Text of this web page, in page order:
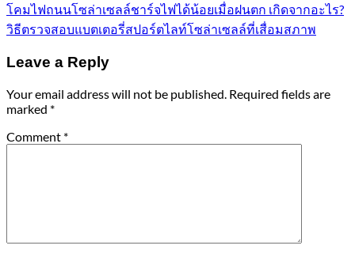
โคมไฟถนนโซล่าเซลล์ชาร์จไฟได้น้อยเมื่อฝนตก เกิดจากอะไร?
วิธีตรวจสอบแบตเตอรี่สปอร์ตไลท์โซล่าเซลล์ที่เสื่อมสภาพ
Leave a Reply
Your email address will not be published. Required fields are
marked *
Comment *